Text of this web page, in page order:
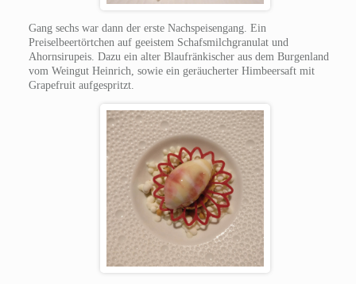
Gang sechs war dann der erste Nachspeisengang. Ein
Preiselbeertörtchen auf geeistem Schafsmilchgranulat und
Ahornsirupeis. Dazu ein alter Blaufränkischer aus dem Burgenland
vom Weingut Heinrich, sowie ein geräucherter Himbeersaft mit
Grapefruit aufgespritzt.